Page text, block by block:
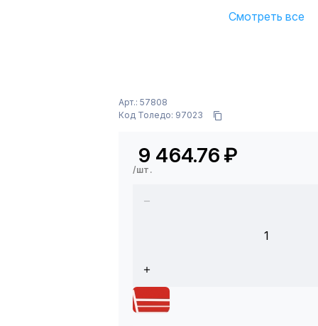
Смотреть все
Арт.: 57808
Код Толедо: 97023
9 464.76 ₽
/шт.
1